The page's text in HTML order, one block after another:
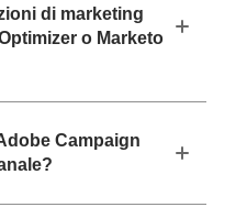
di marketing
o Marketo
Campaign